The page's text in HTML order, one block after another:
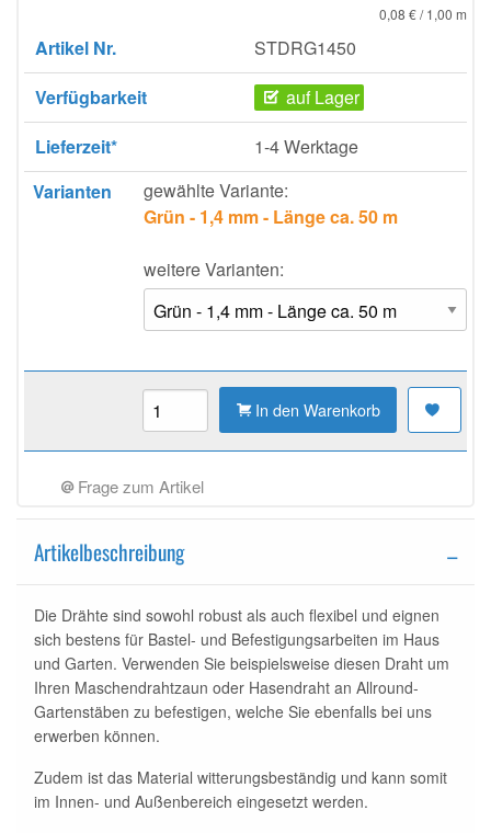
0,08 € / 1,00 m
Artikel Nr.
STDRG1450
Verfügbarkeit
auf Lager
Lieferzeit*
1-4 Werktage
Varianten
gewählte Variante:
Grün - 1,4 mm - Länge ca. 50 m
weitere Varianten:
In den Warenkorb
Frage zum Artikel
Artikelbeschreibung
Die Drähte sind sowohl robust als auch flexibel und eignen
sich bestens für Bastel- und Befestigungsarbeiten im Haus
und Garten. Verwenden Sie beispielsweise diesen Draht um
Ihren Maschendrahtzaun oder Hasendraht an Allround-
Gartenstäben zu befestigen, welche Sie ebenfalls bei uns
erwerben können.
Zudem ist das Material witterungsbeständig und kann somit
im Innen- und Außenbereich eingesetzt werden.